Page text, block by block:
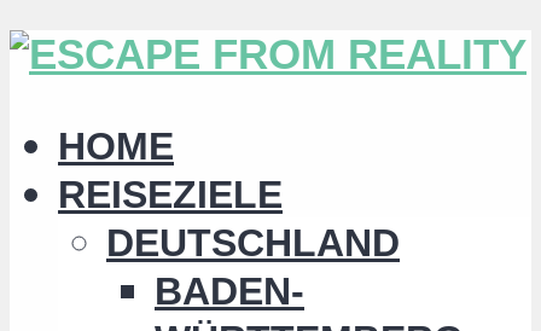
HOME
REISEZIELE
DEUTSCHLAND
BADEN-